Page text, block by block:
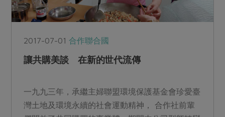
2017-07-01合作聯合國
讓共購美談 在新的世代流傳
一九九三年，承繼主婦聯盟環境保護基金會珍愛臺
灣土地及環境永續的社會運動精神， 合作社前輩